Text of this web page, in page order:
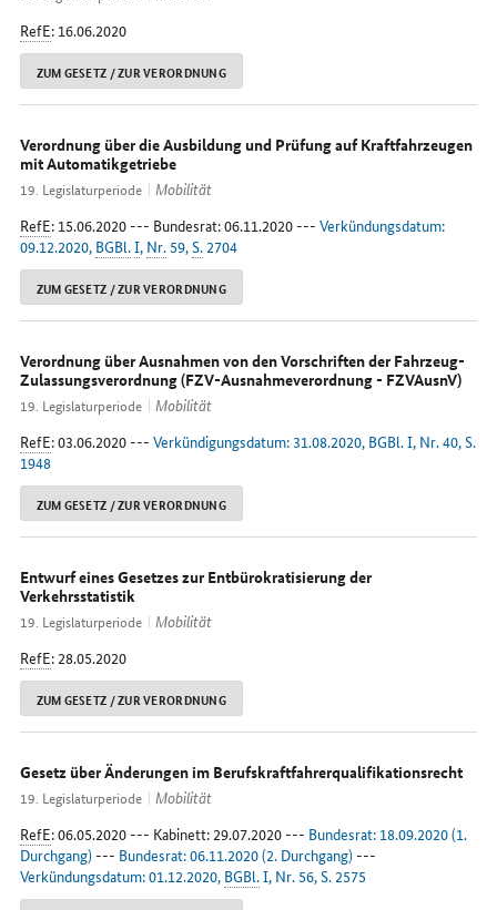
RefE: 16.06.2020
ZUM GESETZ / ZUR VERORDNUNG
Verordnung über die Ausbildung und Prüfung auf Kraftfahrzeugen
mit Automatikgetriebe
19. Legislaturperiode
Mobilität
RefE: 15.06.2020 --- Bundesrat: 06.11.2020 --- Verkündungsdatum:
09.12.2020, BGBl.I, Nr.59,S.2704
ZUM GESETZ / ZUR VERORDNUNG
Verordnung über Ausnahmen von den Vorschriften der Fahrzeug-
Zulassungsverordnung (FZV-Ausnahmeverordnung - FZVAusnV)
19. Legislaturperiode
Mobilität
RefE: 03.06.2020 --- Verkündigungsdatum: 31.08.2020, BGBl. I, Nr. 40, S.
1948
ZUM GESETZ / ZUR VERORDNUNG
Entwurf eines Gesetzes zur Entbürokratisierung der
Verkehrsstatistik
19. Legislaturperiode
Mobilität
RefE: 28.05.2020
ZUM GESETZ / ZUR VERORDNUNG
Gesetz über Änderungen im Berufskraftfahrerqualifikationsrecht
19. Legislaturperiode
Mobilität
RefE: 06.05.2020 --- Kabinett: 29.07.2020 --- Bundesrat: 18.09.2020 (1.
Durchgang) --- Bundesrat: 06.11.2020 (2. Durchgang) ---
Verkündungsdatum: 01.12.2020, BGBl.I, Nr. 56, S. 2575